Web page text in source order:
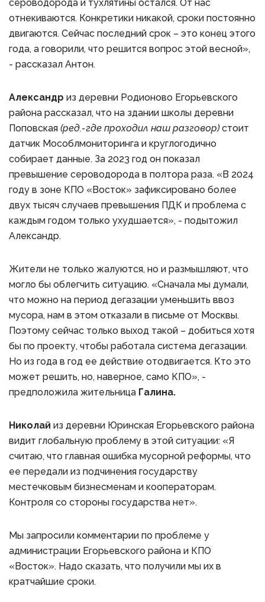
сероводорода и тухлятины остался. От нас
отнекиваются. Конкретики никакой, сроки постоянно
двигаются. Сейчас последний срок – это конец этого
года, а говорили, что решится вопрос этой весной»,
- рассказал Антон.
Александр из деревни Родионово Егорьевского
района рассказал, что на здании школы деревни
Поповская (ред.-где проходил наш разговор) стоит
датчик Мособлмониторинга и круглогодично
собирает данные. За 2023 год он показал
превышение сероводорода в полтора раза. «В 2024
году в зоне КПО «Восток» зафиксировано более
двух тысяч случаев превышения ПДК и проблема с
каждым годом только ухудшается», - подытожил
Александр.
Жители не только жалуются, но и размышляют, что
могло бы облегчить ситуацию. «Сначала мы думали,
что можно на период дегазации уменьшить ввоз
мусора, нам в этом отказали в письме от Москвы.
Поэтому сейчас только выход такой – добиться хотя
бы по проекту, чтобы работала система дегазации.
Но из года в год ее действие отодвигается. Кто это
может решить, но, наверное, само КПО», -
предположила жительница Галина.
Николай из деревни Юринская Егорьевского района
видит глобальную проблему в этой ситуации: «Я
считаю, что главная ошибка мусорной реформы, что
ее передали из подчинения государству
местечковым бизнесменам и кооператорам.
Контроля со стороны государства нет».
Мы запросили комментарии по проблеме у
администрации Егорьевского района и КПО
«Восток». Надо сказать, что получили мы их в
кратчайшие сроки.